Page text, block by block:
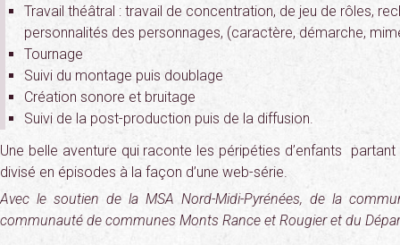
Travail théâtral : travail de concentration, de jeu de rôles,
personnalités des personnages, (caractère, démarche,
Tournage
Suivi du montage puis doublage
Création sonore et bruitage
Suivi de la post-production puis de la diffusion.
Une belle aventure qui raconte les péripéties d’enfants
divisé en épisodes à la façon d’une web-série.
Avec le soutien de la MSA Nord-Midi-Pyrénées, de la
communauté de communes Monts Rance et Rougier et du